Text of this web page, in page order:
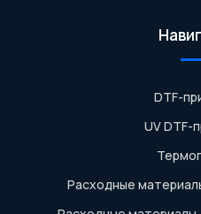
DTF-
UV DTF-
Расходные